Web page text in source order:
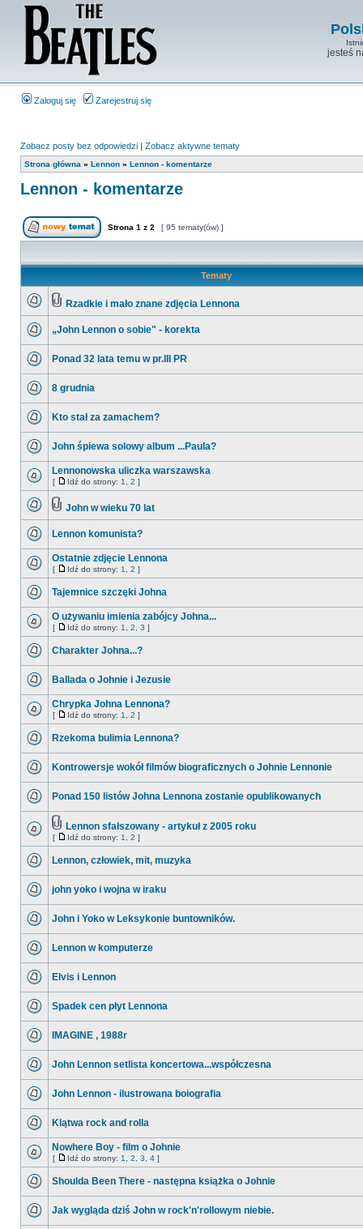
jesteś
Zaloguj się Zarejestruj się
Zobacz posty bez odpowiedzi | Zobacz aktywne tematy
Strona główna » Lennon » Lennon - komentarze
Lennon - komentarze
Strona 1 z 2 [ 95 tematy(ów) ]
Tematy
Rzadkie i mało znane zdjęcia Lennona
„John Lennon o sobie" - korekta
Ponad 32 lata temu w pr.III PR
8 grudnia
Kto stał za zamachem?
John śpiewa solowy album ...Paula?
Lennonowska uliczka warszawska
[ Idź do strony: 1 2 ]
John w wieku 70 lat
Lennon komunista?
Ostatnie zdjęcie Lennona
[ Idź do strony: 1 2 ]
Tajemnice szczęki Johna
O używaniu imienia zabójcy Johna...
[ Idź do strony: 1 2 3 ]
Charakter Johna...?
Ballada o Johnie i Jezusie
Chrypka Johna Lennona?
[ Idź do strony: 1 2 ]
Rzekoma bulimia Lennona?
Kontrowersje wokół filmów biograficznych o Johnie Lennonie
Ponad 150 listów Johna Lennona zostanie opublikowanych
Lennon sfałszowany - artykuł z 2005 roku
[ Idź do strony: 1 2 ]
Lennon, człowiek, mit, muzyka
john yoko i wojna w iraku
John i Yoko w Leksykonie buntowników.
Lennon w komputerze
Elvis i Lennon
Spadek cen płyt Lennona
IMAGINE , 1988r
John Lennon setlista koncertowa...współczesna
John Lennon - ilustrowana boiografia
Klątwa rock and rolla
Nowhere Boy - film o Johnie
[ Idź do strony: 1 2 3 4 ]
Shoulda Been There - następna książka o Johnie
Jak wygląda dziś John w rock'n'rollowym niebie.